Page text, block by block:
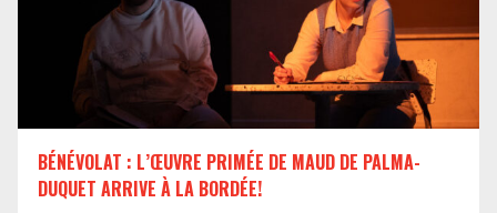
BÉNÉVOLAT : L’ŒUVRE PRIMÉE DE MAUD DE PALMA-
DUQUET ARRIVE À LA BORDÉE!